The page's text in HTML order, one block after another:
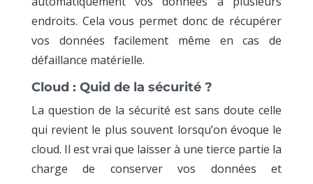
endroits. Cela vous permet donc de récupérer
vos données facilement même en cas de
défaillance matérielle.
Cloud : Quid de la sécurité ?
La question de la sécurité est sans doute celle
qui revient le plus souvent lorsqu’on évoque le
cloud. Il est vrai que laisser à une tierce partie la
charge de conserver vos données et